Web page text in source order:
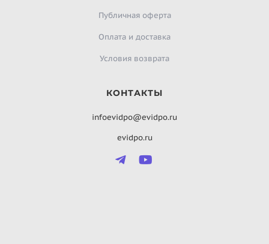
Публичная оферта
Оплата и доставка
Условия возврата
КОНТАКТЫ
infoevidpo@evidpo.ru
evidpo.ru